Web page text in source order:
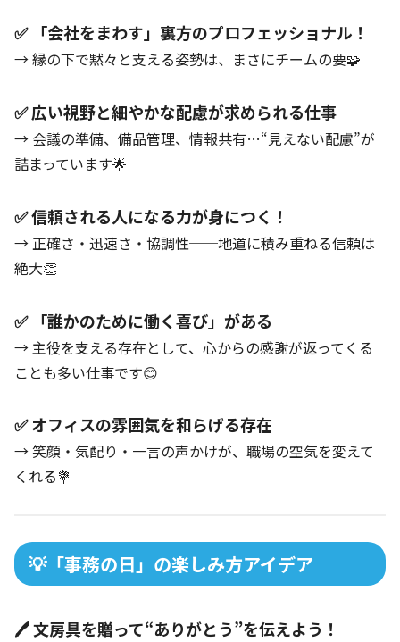
✅ 「会社をまわす」裏方のプロフェッショナル！
→ 縁の下で黙々と支える姿勢は、まさにチームの要🧩
✅ 広い視野と細やかな配慮が求められる仕事
→ 会議の準備、備品管理、情報共有…“見えない配慮”が
詰まっています🌟
✅ 信頼される人になる力が身につく！
→ 正確さ・迅速さ・協調性──地道に積み重ねる信頼は
絶大👏
✅ 「誰かのために働く喜び」がある
→ 主役を支える存在として、心からの感謝が返ってくる
ことも多い仕事です😊
✅ オフィスの雰囲気を和らげる存在
→ 笑顔・気配り・一言の声かけが、職場の空気を変えて
くれる💐
💡「事務の日」の楽しみ方アイデア
🖊️ 文房具を贈って“ありがとう”を伝えよう！